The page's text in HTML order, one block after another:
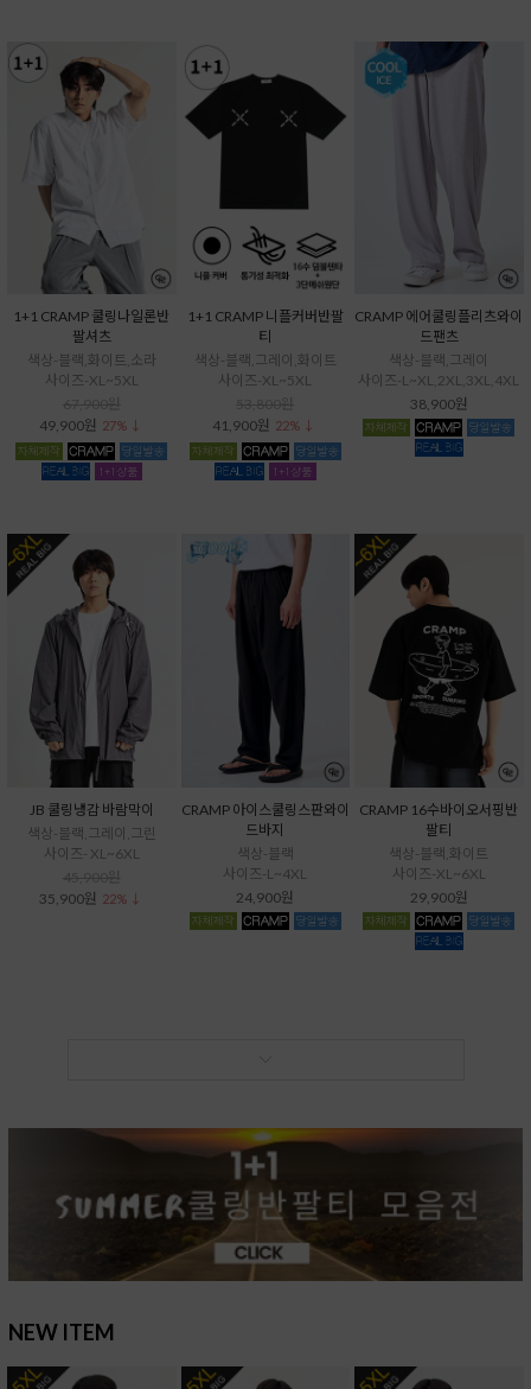
1+1 CRAMP 쿨링나일론반
팔셔츠
색상-블랙,화이트,소라
사이즈-XL~5XL
49,900원 27% ↓
1+1 CRAMP 니플커버반팔
티
색상-블랙,그레이,화이트
사이즈-XL~5XL
41,900원 22% ↓
CRAMP 에어쿨링플리츠와이
드팬츠
색상-블랙,그레이
사이즈-L~XL,2XL,3XL,4XL
38,900원
JB 쿨링냉감 바람막이
색상-블랙,그레이,그린
사이즈- XL~6XL
35,900원 22% ↓
CRAMP 아이스쿨링스판와이
드바지
색상-블랙
사이즈-L~4XL
24,900원
CRAMP 16수바이오서핑반
팔티
색상-블랙,화이트
사이즈-XL~6XL
29,900원
NEW ITEM